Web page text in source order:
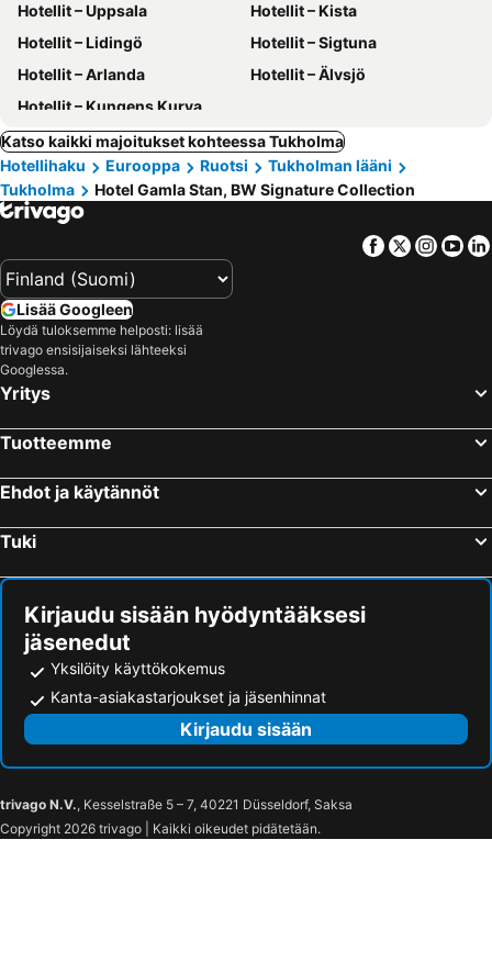
Hotellit – Uppsala
Hotellit – Kista
Hotellit – Lidingö
Hotellit – Sigtuna
Hotellit – Arlanda
Hotellit – Älvsjö
Hotellit – Kungens Kurva
Katso kaikki majoitukset kohteessa Tukholma
Hotellihaku
Eurooppa Ruotsi
Tukholman lääni
Tukholma
Hotel Gamla Stan, BW Signature Collection
Facebook
Twitter
Lisää Googleen
Löydä tuloksemme helposti: lisää
trivago ensisijaiseksi lähteeksi
Googlessa.
Yritys
Tuotteemme
Ehdot ja käytännöt
Tuki
Kirjaudu sisään hyödyntääksesi
jäsenedut
Yksilöity käyttökokemus
Kanta-asiakastarjoukset ja jäsenhinnat
Kirjaudu sisään
trivago N.V., Kesselstraße 5 – 7, 40221 Düsseldorf, Saksa
Copyright 2026 trivago | Kaikki oikeudet pidätetään.